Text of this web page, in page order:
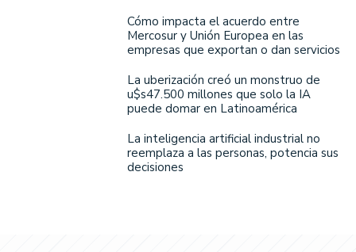
Cómo impacta el acuerdo entre
Mercosur y Unión Europea en las
empresas que exportan o dan servicios
La uberización creó un monstruo de
u$s47.500 millones que solo la IA
puede domar en Latinoamérica
La inteligencia artificial industrial no
reemplaza a las personas, potencia sus
decisiones